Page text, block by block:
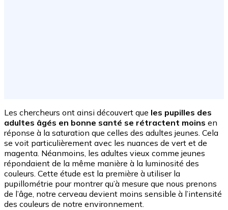
Les chercheurs ont ainsi découvert que les pupilles des
adultes âgés en bonne santé se rétractent moins en
réponse à la saturation que celles des adultes jeunes. Cela
se voit particulièrement avec les nuances de vert et de
magenta. Néanmoins, les adultes vieux comme jeunes
répondaient de la même manière à la luminosité des
couleurs. Cette étude est la première à utiliser la
pupillométrie pour montrer qu’à mesure que nous prenons
de l’âge, notre cerveau devient moins sensible à l’intensité
des couleurs de notre environnement.